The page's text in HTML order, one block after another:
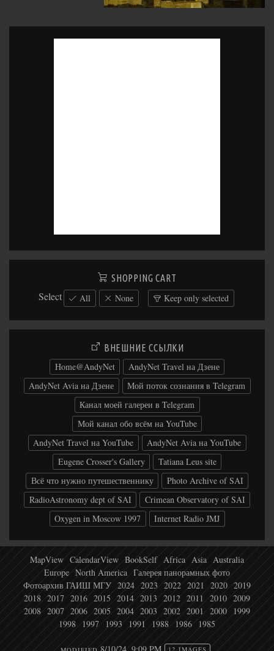
SHOPPING CART
Select All None Keep only selected
ВНЕШНИЕ ССЫЛКИ
Home@AndyNet
AndyNet Travel на Дзене
AndyNet Avia на Дзене
Мой поток сознания в Telegram
Канал моей галереи в Telegram
Мой канал обо всём на YouTube
AndyNet Travel на YouTube
AndyNet Avia на YouTube
Eugene Crosser's Gallery
Tatiana Leus site
Всё что нужно путешественнику
Photo Archive of SAI
RadioAstronomy dept of SAI
Crimean Observatory of SAI
Oxygen in Moscow 1997
Internet Radio JMJ
MapView CalendarView BookSelf Africa Asia Australia
Europe North America Галерея панорамных фото
Фотоархив ГАИШ МГУ 2024 2023 2022 2021 2020 2019
2018 2017 2016 2015 2014 2013 2012 2011 2010 2009
2008 2007 2006 2005 2004 2003 2002 2001 2000
1999
1998 1997 1993 1991 1988 1986 1985
8/10/24, 9:09 PM